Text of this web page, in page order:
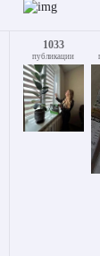
1033
публикации